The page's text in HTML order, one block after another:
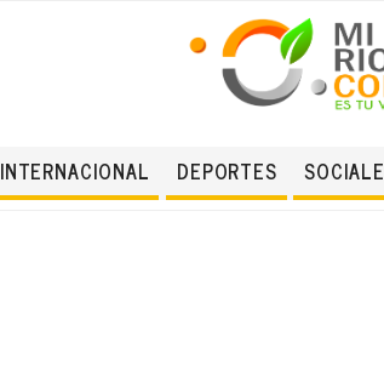
INTERNACIONAL DEPORTES